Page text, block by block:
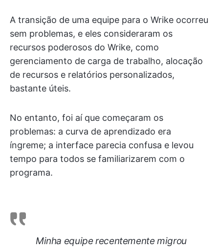
A transição de uma equipe para o Wrike ocorreu
sem problemas, e eles consideraram os
recursos poderosos do Wrike, como
gerenciamento de carga de trabalho, alocação
de recursos e relatórios personalizados,
bastante úteis.
No entanto, foi aí que começaram os
problemas: a curva de aprendizado era
íngreme; a interface parecia confusa e levou
tempo para todos se familiarizarem com o
programa.
Minha equipe recentemente migrou